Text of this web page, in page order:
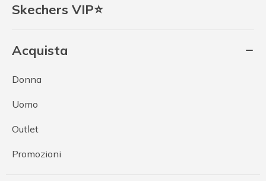
Skechers VIP⭐
Acquista
Donna
Uomo
Outlet
Promozioni